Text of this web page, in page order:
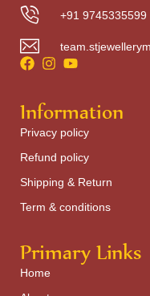
+91 9745335599
Information
Privacy policy
Refund policy
Shipping & Return
Term & conditions
Primary Links
Home